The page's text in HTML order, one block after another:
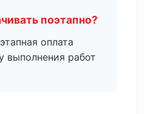
поэтапно?
оплата
выполнения работ